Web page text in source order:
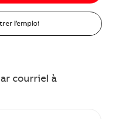
l’emploi
courriel à